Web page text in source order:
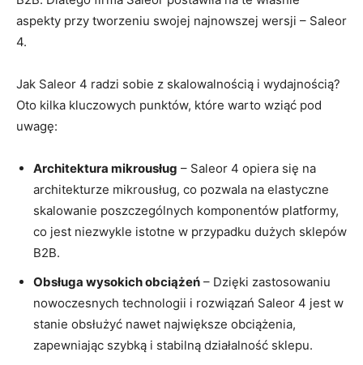
aspekty przy tworzeniu swojej najnowszej wersji – Saleor
4.
Jak Saleor 4 ⁤radzi sobie z skalowalnością i​ wydajnością?
Oto kilka kluczowych punktów,‌ które warto wziąć pod‍
uwagę:
Architektura ​mikrousług – ‍Saleor ‍4 opiera się na
architekturze mikrousług, co ⁢pozwala na⁣ elastyczne
⁤skalowanie poszczególnych komponentów​ platformy,
‌co​ jest niezwykle istotne w ​przypadku dużych sklepów
B2B.
Obsługa ​wysokich obciążeń – Dzięki zastosowaniu
nowoczesnych technologii ⁤i rozwiązań Saleor 4 jest w
stanie obsłużyć nawet⁢ największe obciążenia,
zapewniając szybką i ‍stabilną⁤ działalność sklepu.